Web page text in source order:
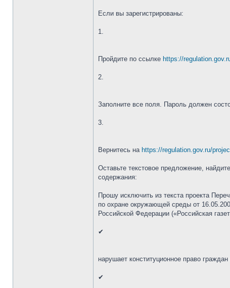
Если вы зарегистрированы:
1.
Пройдите по ссылке https://
2.
Заполните все поля. Пароль должен
3.
Вернитесь на https://regulation.gov.ru/
Оставьте текстовое предложение,
содержания:
Прошу исключить из текста проекта
по охране окружающей среды от
Российской Федерации («Российская
✔
нарушает конституционное право
✔